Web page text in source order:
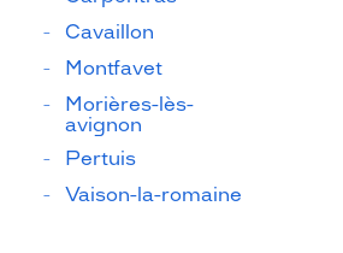
Cavaillon
Montfavet
Morières-lès-
avignon
Pertuis
Vaison-la-romaine